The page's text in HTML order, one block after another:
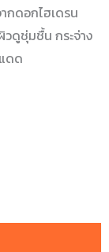
กดอกไฮเดรน
ดูชุ่มชื้น กระจ่าง
ดด